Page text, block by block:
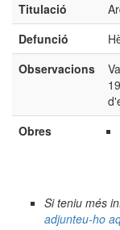
Titulació
Defunció
Observacions
Obres
Si teniu més
adjunteu-ho